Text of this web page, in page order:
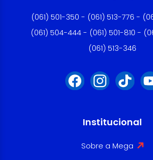
(061) 501-350 - (061) 513-776 -
(061) 504-444 - (061) 501-810 -
(061) 513-346
Institucional
Sobre a Mega